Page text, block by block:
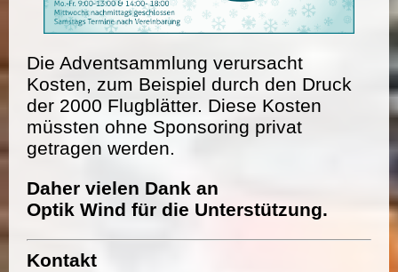
Die Adventsammlung verursacht
Kosten, zum Beispiel durch den Druck
der 2000 Flugblätter. Diese Kosten
müssten ohne Sponsoring privat
getragen werden.
Daher vielen Dank an
Optik Wind für die Unterstützung.
Kontakt